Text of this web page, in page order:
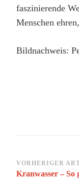
faszinierende
Menschen
Bildnachweis:
VORHERIGER
Kranwasser – So